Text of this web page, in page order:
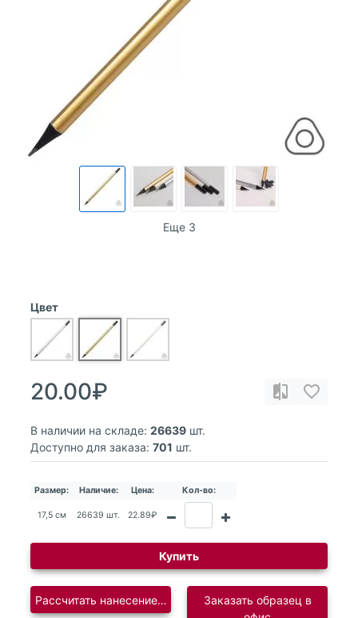
Еще 3
Цвет
20.00₽
В наличии на складе: 26639 шт.
Доступно для заказа: 701 шт.
Размер: Наличие: Цена: Кол-во:
17,5 см 26639 шт. 22.89₽
Купить
Рассчитать нанесение логотипаЗаказать образец в